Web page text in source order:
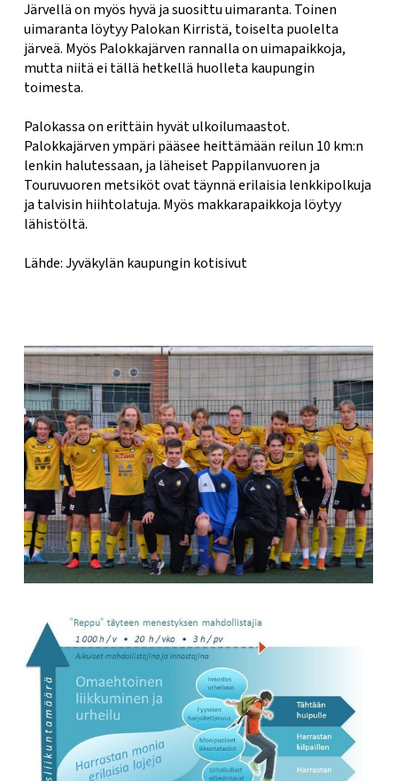
Järvellä on myös hyvä ja suosittu uimaranta. Toinen
uimaranta löytyy Palokan Kirristä, toiselta puolelta
järveä. Myös Palokkajärven rannalla on uimapaikkoja,
mutta niitä ei tällä hetkellä huolleta kaupungin
toimesta.
Palokassa on erittäin hyvät ulkoilumaastot.
Palokkajärven ympäri pääsee heittämään reilun 10 km:n
lenkin halutessaan, ja läheiset Pappilanvuoren ja
Touruvuoren metsiköt ovat täynnä erilaisia lenkkipolkuja
ja talvisin hiihtolatuja. Myös makkarapaikkoja löytyy
lähistöltä.
Lähde: Jyväkylän kaupungin kotisivut